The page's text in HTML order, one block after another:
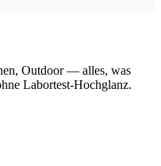
Outdoor — alles, was
Labortest-Hochglanz.